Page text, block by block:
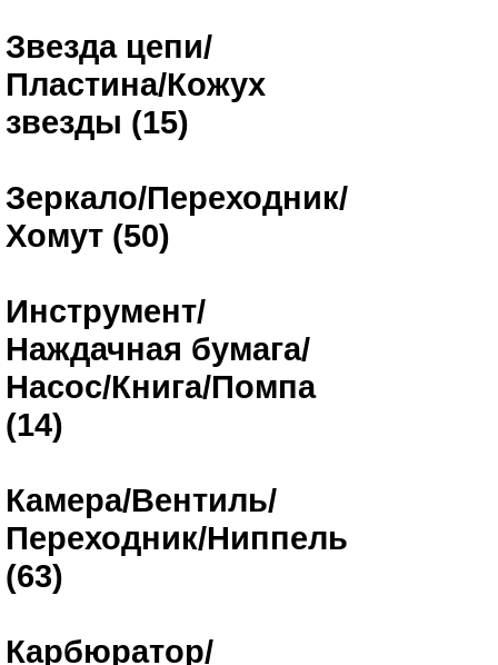
Звезда цепи/
Пластина/Кожух
звезды (15)
Зеркало/Переходник/
Хомут (50)
Инструмент/
Наждачная бумага/
Насос/Книга/Помпа
(14)
Камера/Вентиль/
Переходник/Ниппель
(63)
Карбюратор/